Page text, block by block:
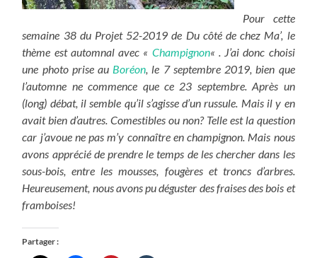
Pour cette
semaine 38 du Projet 52-2019 de Du côté de chez Ma’, le
thème est automnal avec « Champignon« . J’ai donc choisi
une photo prise au Boréon, le 7 septembre 2019, bien que
l’automne ne commence que ce 23 septembre. Après un
(long) débat, il semble qu’il s’agisse d’un russule. Mais il y en
avait bien d’autres. Comestibles ou non? Telle est la question
car j’avoue ne pas m’y connaître en champignon. Mais nous
avons apprécié de prendre le temps de les chercher dans les
sous-bois, entre les mousses, fougères et troncs d’arbres.
Heureusement, nous avons pu déguster des fraises des bois et
framboises!
Partager :